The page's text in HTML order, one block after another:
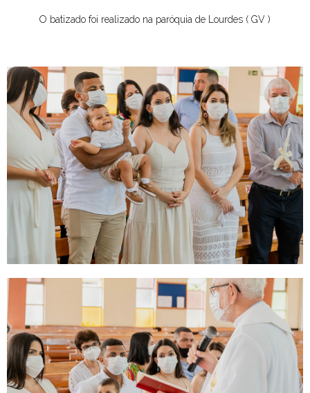
O batizado foi realizado na paróquia de Lourdes ( GV )